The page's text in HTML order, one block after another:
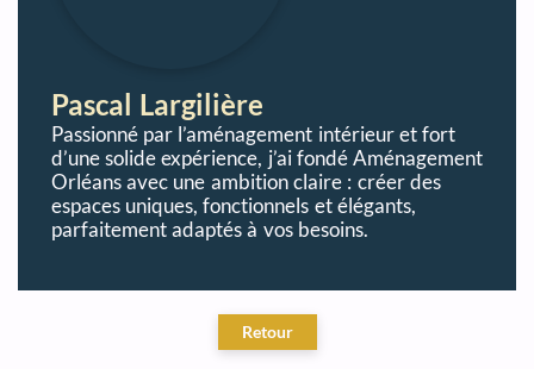
Pascal Largilière
Passionné par l’aménagement intérieur et fort
d’une solide expérience, j’ai fondé Aménagement
Orléans avec une ambition claire : créer des
espaces uniques, fonctionnels et élégants,
parfaitement adaptés à vos besoins.